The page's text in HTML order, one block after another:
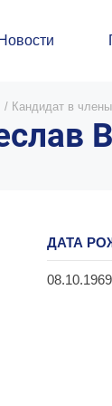
Новости
/ Кандидат в
ДАТА
08.10.1969